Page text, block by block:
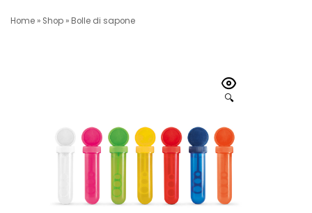
Home » Shop » Bolle di sapone
🔍